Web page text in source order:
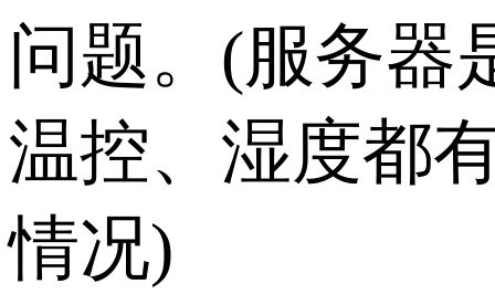
问题。(服务器
温控、湿度都
情况)